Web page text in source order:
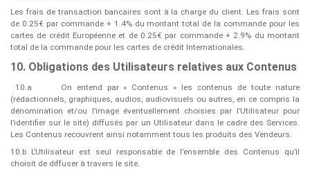
Les frais de transaction bancaires sont à la charge du client. Les frais sont
de 0.25€ par commande + 1.4% du montant total de la commande pour les
cartes de crédit Européenne et de 0.25€ par commande + 2.9% du montant
total de la commande pour les cartes de crédit Internationales.
10. Obligations des Utilisateurs relatives aux Contenus
10.a
On entend par « ​Contenus​ » les contenus de toute nature
(rédactionnels, graphiques, audios, audiovisuels ou autres, en ce compris la
dénomination et/ou l’image éventuellement choisies par l’Utilisateur pour
l’identifier sur le site) diffusés par un Utilisateur dans le cadre des Services.
Les Contenus recouvrent ainsi notamment tous les produits des Vendeurs.
10.b L’Utilisateur est seul responsable de l’ensemble des Contenus qu’il
choisit de diffuser à travers le site.